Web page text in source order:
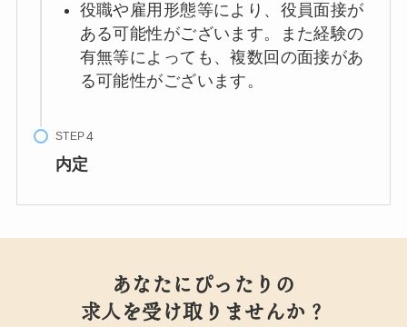
役職や雇用形態等により、役員面接が
ある可能性がございます。また経験の
有無等によっても、複数回の面接があ
る可能性がございます。
STEP
内定
あなたにぴったりの
求人を受け取りませんか？